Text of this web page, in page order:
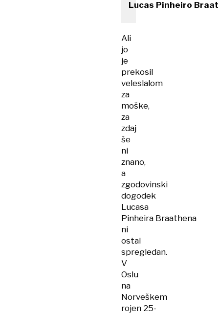
Lucas Pinheiro
Ali
jo
je
prekosil
veleslalom
za
moške,
za
zdaj
še
ni
znano,
a
zgodovinski
dogodek
Lucasa
Pinheira Braathena
ni
ostal
spregledan.
V
Oslu
na
Norveškem
rojen 25-